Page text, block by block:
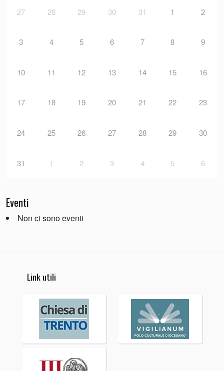
27 28 29 30 31 1 2
3 4 5 6 7 8 9
10 11 12 13 14 15 16
17 18 19 20 21 22 23
24 25 26 27 28 29 30
31 1 2 3 4 5 6
Eventi
Non ci sono eventi
Link utili